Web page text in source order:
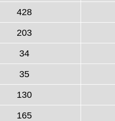
428
203
34
35
130
165